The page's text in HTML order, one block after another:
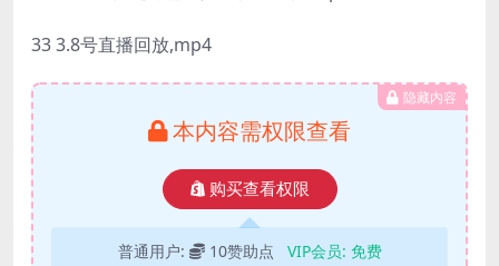
33 3.8号直播回放,mp4
隐藏内容
本内容需权限查看
购买查看权限
普通用户: 10赞助点 VIP会员: 免费